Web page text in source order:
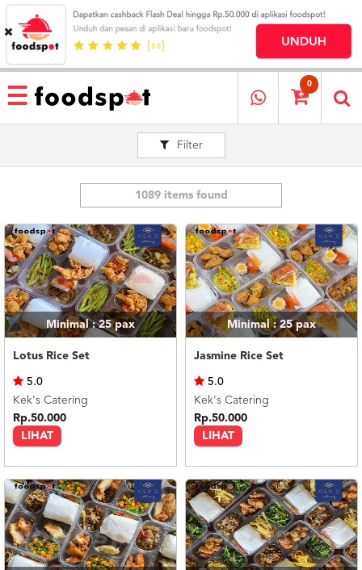
HOME
MENU
RESTAURANT
MEREKA
KATALOG
LOYALTY
PROGRAM
FAQ
ABOUT
BLOG
TERMS
CALL
CENTER
021
5091
3494
0
Filter
1089 items found
Minimal : 25pax
Lotus Rice Set
LIHAT
5.0
Kek's Catering
Rp.50.000
Minimal : 25pax
Jasmine Rice Set
LIHAT
5.0
Kek's Catering
Rp.50.000